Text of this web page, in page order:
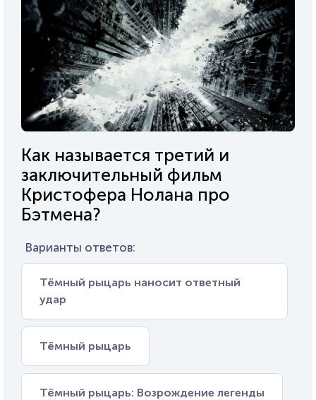
Как называется третий и
заключительный фильм
Кристофера Нолана про
Бэтмена?
Варианты ответов:
Тёмный рыцарь наносит ответный
удар
Тёмный рыцарь
Тёмный рыцарь: Возрождение легенды